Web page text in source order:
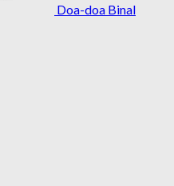
Doa-doa Binal